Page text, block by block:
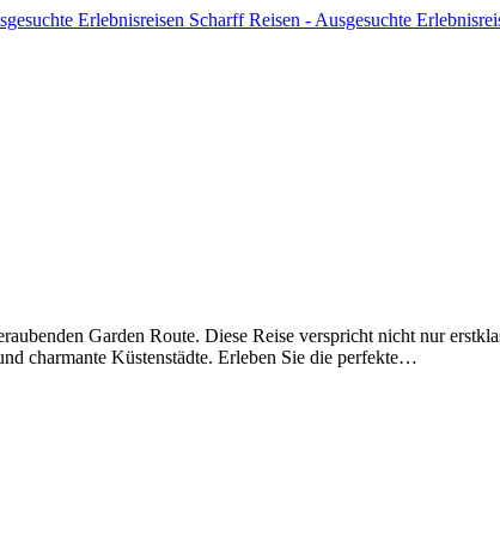
Scharff Reisen - Ausgesuchte
Garden Route. Diese Reise verspricht nicht nur
charmante Küstenstädte. Erleben Sie die perfekte…